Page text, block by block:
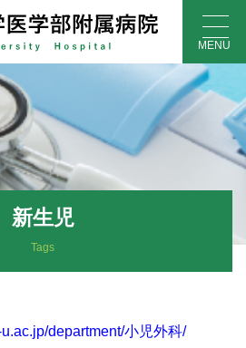
MENU
新生児
Tags
department/小児外科/